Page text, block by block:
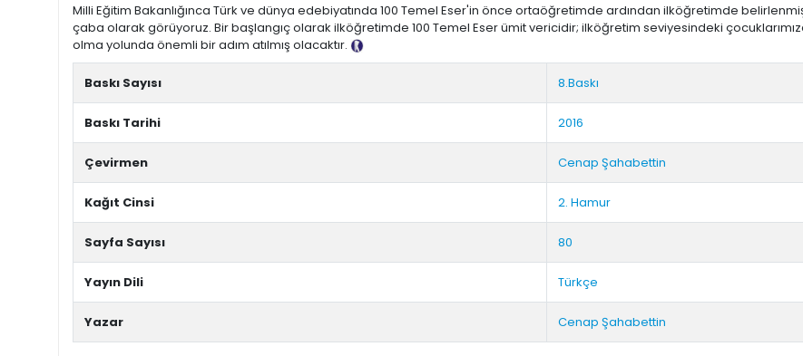
Milli Eğitim Bakanlığınca Türk ve dünya edebiyatında 100 Temel Eser'in önce ortaöğretimde ardından ilköğretimde
çaba olarak görüyoruz. Bir başlangıç olarak ilköğretimde 100 Temel Eser ümit vericidir; ilköğretim seviyesindeki
olma yolunda önemli bir adım atılmış olacaktır.
Tanıtım Metni
Baskı Sayısı 8.Baskı
Baskı Tarihi 2016
Çevirmen Cenap Şahabettin
Kağıt Cinsi 2. Hamur
Sayfa Sayısı 80
Yayın Dili Türkçe
Yazar Cenap Şahabettin